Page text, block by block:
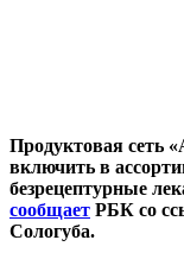
Продуктовая сеть
включить в
безрецептурные
сообщает РБК со
Сологуба.